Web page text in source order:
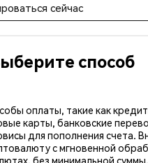
сейчас
способ
оплаты, такие как
карты, банковские
для пополнения счета.
с мгновенной
без минимальной суммы.